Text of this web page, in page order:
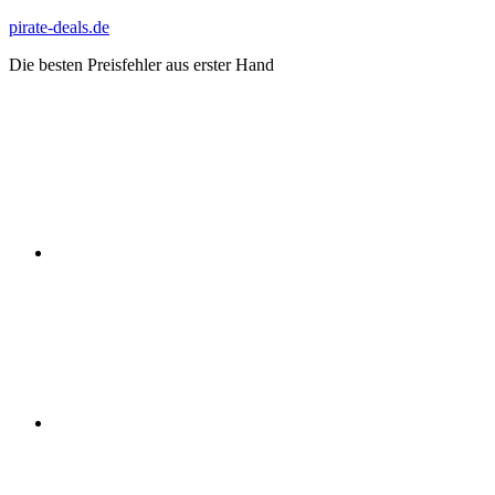
Zum
springen
pirate-deals.de
Die besten Preisfehler aus erster Hand